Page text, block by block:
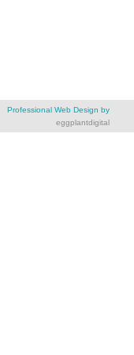
Professional Web Design by
eggplantdigital